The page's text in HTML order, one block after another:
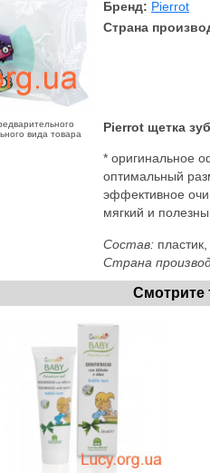
вида товара
Бренд: Pierrot
Страна
Pierrot щетка
* оригинальное
оптимальный
эффективное
мягкий и
Состав:
Страна
Смотрите